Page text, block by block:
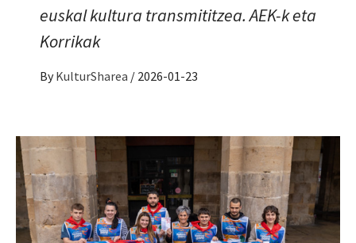
euskal kultura transmititzea. AEK-k eta
Korrikak
By KulturSharea / 2026-01-23